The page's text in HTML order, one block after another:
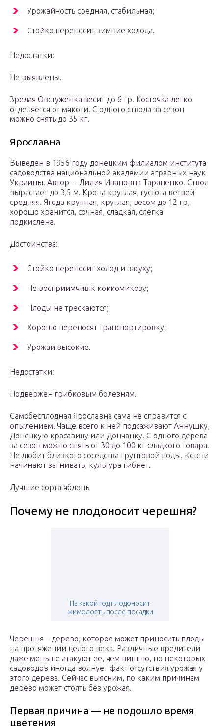
Урожайность средняя, стабильная;
Стойко переносит зимние холода.
Недостатки:
Не выявлены.
Зрелая Овстуженка весит до 6 гр. Косточка легко
отделяется от мякоти. С одного ствола за сезон
можно снять до 35 кг.
Ярославна
Выведен в 1956 году донецким филиалом института
садоводства национальной академии аграрных наук
Украины. Автор – Лилия Ивановна Тараненко. Ствол
вырастает до 3,5 м. Крона круглая, густота ветвей
средняя. Ягода крупная, круглая, весом до 12 гр,
хорошо хранится, сочная, сладкая, слегка
подкислена.
Достоинства:
Стойко переносит холод и засуху;
Не восприимчив к коккомикозу;
Плоды не трескаются;
Хорошо переносят транспортировку;
Урожаи высокие.
Недостатки:
Подвержен грибковым болезням.
Самобесплодная Ярославна сама не справится с
опылением. Чаще всего к ней подсаживают Аннушку,
Донецкую красавицу или Дончанку. С одного дерева
за сезон можно снять от 30 до 100 кг сладкого товара.
Не любит близкого соседства грунтовой воды. Корни
начинают загнивать, культура гибнет.
Лучшие сорта яблонь
Почему не плодоносит черешня?
На какой год плодоносит
жимолость после посадки
Черешня – дерево, которое может приносить плоды
на протяжении целого века. Различные вредители
даже меньше атакуют ее, чем вишню, но некоторых
садоводов иногда волнует факт отсутствия урожая у
этого дерева. Сейчас выясним, по каким причинам
дерево может стоять без урожая.
Первая причина — не подошло время
цветения